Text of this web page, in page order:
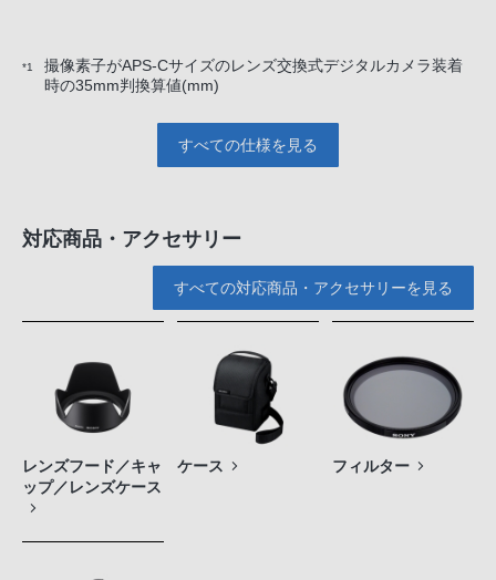
*1
撮像素子がAPS-Cサイズのレンズ交換式デジタルカメラ装着
時の35mm判換算値(mm)
すべての仕様を見る
対応商品・アクセサリー
すべての対応商品・アクセサリーを見る
レンズフード／キャ
ップ／レンズケース
ケース フィルター